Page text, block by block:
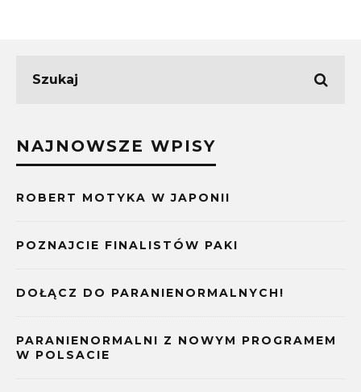
NAJNOWSZE WPISY
ROBERT MOTYKA W JAPONII
POZNAJCIE FINALISTÓW PAKI
DOŁĄCZ DO PARANIENORMALNYCH!
PARANIENORMALNI Z NOWYM PROGRAMEM
W POLSACIE